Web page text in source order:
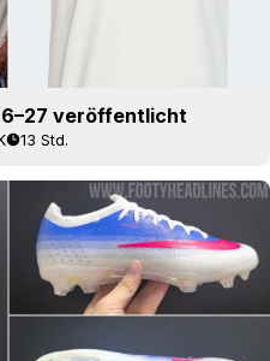
veröffentlicht
13 Std.